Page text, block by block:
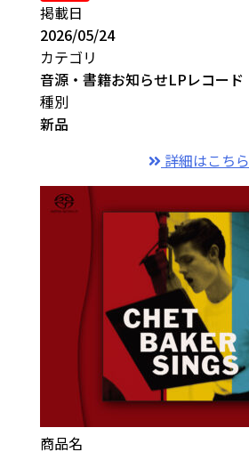
掲載日
2026/05/24
カテゴリ
音源・書籍お知らせLPレコード
種別
新品
詳細はこちら
商品名